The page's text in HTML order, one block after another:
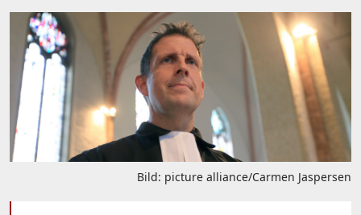
Bild: picture alliance/Carmen Jaspersen